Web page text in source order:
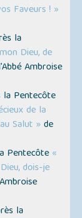
Faveurs ! »
la
Dieu, de
Ambroise
la Pentecôte
de la
Salut » de
Pentecôte «
dois-je
la